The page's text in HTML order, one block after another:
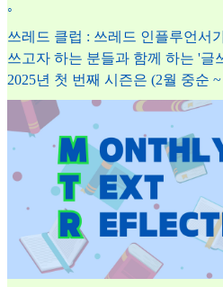
◦
쓰레드 클럽 : 쓰레드 인플루언서
쓰고자 하는 분들과 함께 하는 '글
2025년 첫 번째 시즌은 (2월 중순